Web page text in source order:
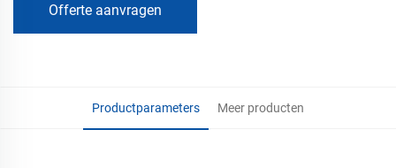
Offerte aanvragen
Productparameters Meer producten